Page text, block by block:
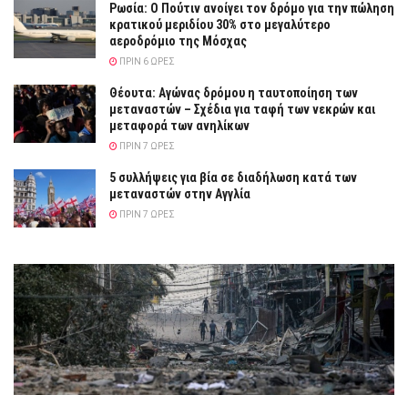
Ρωσία: Ο Πούτιν ανοίγει τον δρόμο για την πώληση
κρατικού μεριδίου 30% στο μεγαλύτερο
αεροδρόμιο της Μόσχας
ΠΡΙΝ 6 ΏΡΕΣ
Θέουτα: Αγώνας δρόμου η ταυτοποίηση των
μεταναστών – Σχέδια για ταφή των νεκρών και
μεταφορά των ανηλίκων
ΠΡΙΝ 7 ΏΡΕΣ
5 συλλήψεις για βία σε διαδήλωση κατά των
μεταναστών στην Αγγλία
ΠΡΙΝ 7 ΏΡΕΣ